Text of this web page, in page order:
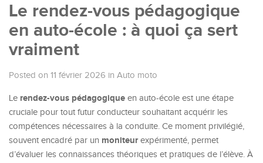
Le rendez-vous pédagogique
en auto-école : à quoi ça sert
vraiment
Posted on 11 février 2026 in Auto moto
Le rendez-vous pédagogique en auto-école est une étape
cruciale pour tout futur conducteur souhaitant acquérir les
compétences nécessaires à la conduite. Ce moment privilégié,
souvent encadré par un moniteurexpérimenté, permet
d’évaluer les connaissances théoriques et pratiques de l’élève. À